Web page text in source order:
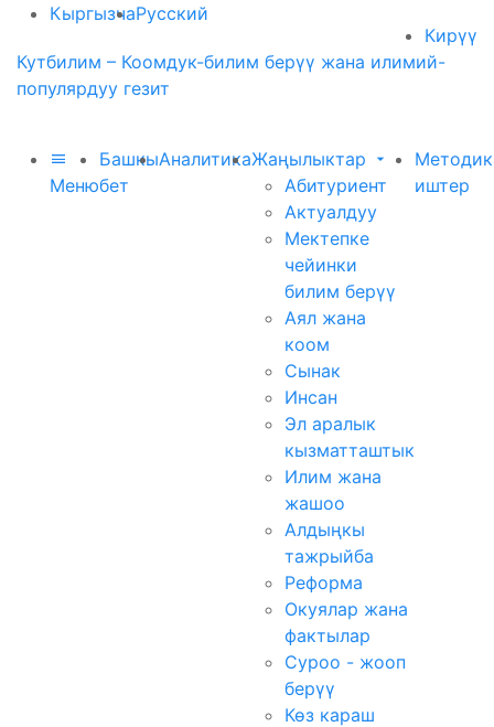
КыргызчаРусский
Кирүү
Кутбилим – Коомдук-билим берүү жана илимий-
популярдуу гезит
Меню
Башкы
бет
АналитикаЖаңылыктар
Абитуриент
Актуалдуу
Мектепке
чейинки
билим берүү
Аял жана
коом
Сынак
Инсан
Эл аралык
кызматташтык
Илим жана
жашоо
Алдыңкы
тажрыйба
Реформа
Окуялар жана
фактылар
Суроо - жооп
берүү
Көз караш
иштер